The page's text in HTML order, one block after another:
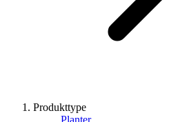
Produkttype
Planter